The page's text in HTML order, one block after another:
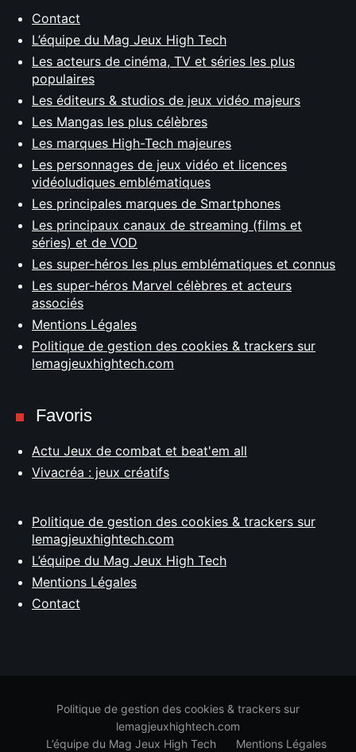
Contact
L’équipe du Mag Jeux High Tech
Les acteurs de cinéma, TV et séries les plus
populaires
Les éditeurs & studios de jeux vidéo majeurs
Les Mangas les plus célèbres
Les marques High-Tech majeures
Les personnages de jeux vidéo et licences
vidéoludiques emblématiques
Les principales marques de Smartphones
Les principaux canaux de streaming (films et
séries) et de VOD
Les super-héros les plus emblématiques et connus
Les super-héros Marvel célèbres et acteurs
associés
Mentions Légales
Politique de gestion des cookies & trackers sur
lemagjeuxhightech.com
Favoris
Actu Jeux de combat et beat'em all
Vivacréa : jeux créatifs
Politique de gestion des cookies & trackers sur
lemagjeuxhightech.com
L’équipe du Mag Jeux High Tech
Mentions Légales
Contact
Politique de gestion des cookies & trackers sur
lemagjeuxhightech.com
L’équipe du Mag Jeux High Tech
Mentions Légales